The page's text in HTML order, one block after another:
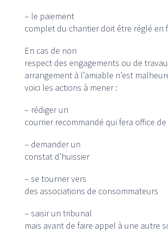
– le paiement
complet du chantier doit être réglé en
En cas de non
respect des engagements ou de
arrangement à l’amiable n’est
voici les actions à mener :
– rédiger un
courrier recommandé qui fera office
– demander un
constat d’huissier
– se tourner vers
des associations de consommateurs
– saisir un tribunal
mais avant de faire appel à une autre